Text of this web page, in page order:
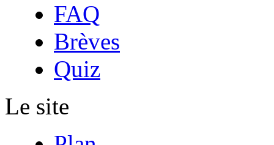
FAQ
Brèves
Quiz
Le site